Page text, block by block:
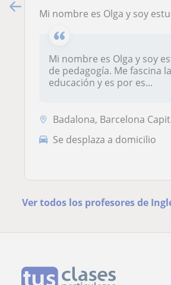
Mi nombre es Olga y soy estudiantes de pedagogía,
Mi nombre es Olga y soy
de pedagogía. Me fascina la
educación y es por es...
Badalona, Barcelona
Se desplaza a domicilio
Ver todos los profesores de